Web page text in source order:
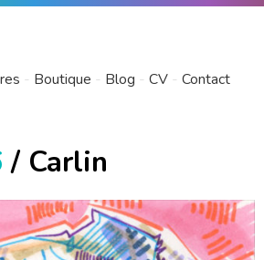
Boutique Blog CV Contact
/ Carlin